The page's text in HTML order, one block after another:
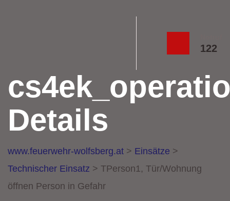
122
Details
www.feuerwehr-wolfsberg.at > Einsätze >
Technischer Einsatz > TPerson1, Tür/Wohnung
öffnen Person in Gefahr